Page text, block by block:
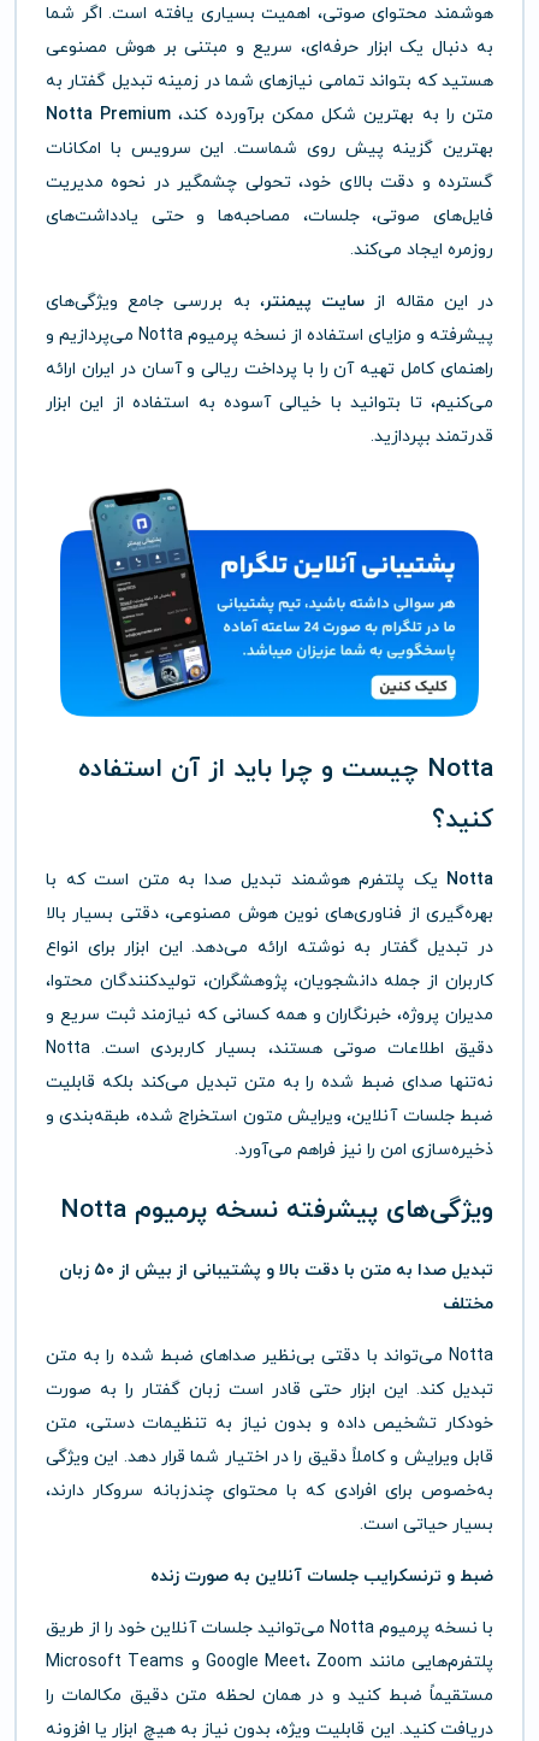
هوشمند محتوای صوتی، اهمیت بسیاری یافته است. اگر شما
به دنبال یک ابزار حرفه‌ای، سریع و مبتنی بر هوش مصنوعی
هستید که بتواند تمامی نیازهای شما در زمینه تبدیل گفتار به
متن را به بهترین شکل ممکن برآورده کند، Notta Premium
بهترین گزینه پیش روی شماست. این سرویس با امکانات
گسترده و دقت بالای خود، تحولی چشمگیر در نحوه مدیریت
فایل‌های صوتی، جلسات، مصاحبه‌ها و حتی یادداشت‌های
روزمره ایجاد می‌کند.
در این مقاله از سایت پیمنتر، به بررسی جامع ویژگی‌های
پیشرفته و مزایای استفاده از نسخه پرمیوم Notta می‌پردازیم و
راهنمای کامل تهیه آن را با پرداخت ریالی و آسان در ایران ارائه
می‌کنیم، تا بتوانید با خیالی آسوده به استفاده از این ابزار
قدرتمند بپردازید.
Notta چیست و چرا باید از آن استفاده
کنید؟
Notta یک پلتفرم هوشمند تبدیل صدا به متن است که با
بهره‌گیری از فناوری‌های نوین هوش مصنوعی، دقتی بسیار بالا
در تبدیل گفتار به نوشته ارائه می‌دهد. این ابزار برای انواع
کاربران از جمله دانشجویان، پژوهشگران، تولیدکنندگان محتوا،
مدیران پروژه، خبرنگاران و همه کسانی که نیازمند ثبت سریع و
دقیق اطلاعات صوتی هستند، بسیار کاربردی است. Notta
نه‌تنها صدای ضبط شده را به متن تبدیل می‌کند بلکه قابلیت
ضبط جلسات آنلاین، ویرایش متون استخراج شده، طبقه‌بندی و
ذخیره‌سازی امن را نیز فراهم می‌آورد.
ویژگی‌های پیشرفته نسخه پرمیوم Notta
تبدیل صدا به متن با دقت بالا و پشتیبانی از بیش از ۵۰ زبان
مختلف
Notta می‌تواند با دقتی بی‌نظیر صداهای ضبط شده را به متن
تبدیل کند. این ابزار حتی قادر است زبان گفتار را به صورت
خودکار تشخیص داده و بدون نیاز به تنظیمات دستی، متن
قابل ویرایش و کاملاً دقیق را در اختیار شما قرار دهد. این ویژگی
به‌خصوص برای افرادی که با محتوای چندزبانه سروکار دارند،
بسیار حیاتی است.
ضبط و ترنسکرایب جلسات آنلاین به صورت زنده
با نسخه پرمیوم Notta می‌توانید جلسات آنلاین خود را از طریق
پلتفرم‌هایی مانند Google Meet، Zoom و Microsoft Teams
مستقیماً ضبط کنید و در همان لحظه متن دقیق مکالمات را
دریافت کنید. این قابلیت ویژه، بدون نیاز به هیچ ابزار یا افزونه